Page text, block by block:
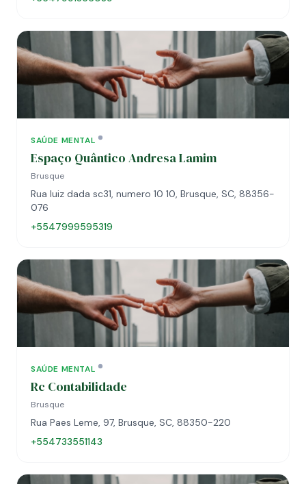
SAÚDE MENTAL
Espaço Quântico Andresa Lamim
Brusque
Rua luiz dada sc31, numero 10 10, Brusque, SC, 88356-
076
+5547999595319
SAÚDE MENTAL
Rc Contabilidade
Brusque
Rua Paes Leme, 97, Brusque, SC, 88350-220
+554733551143